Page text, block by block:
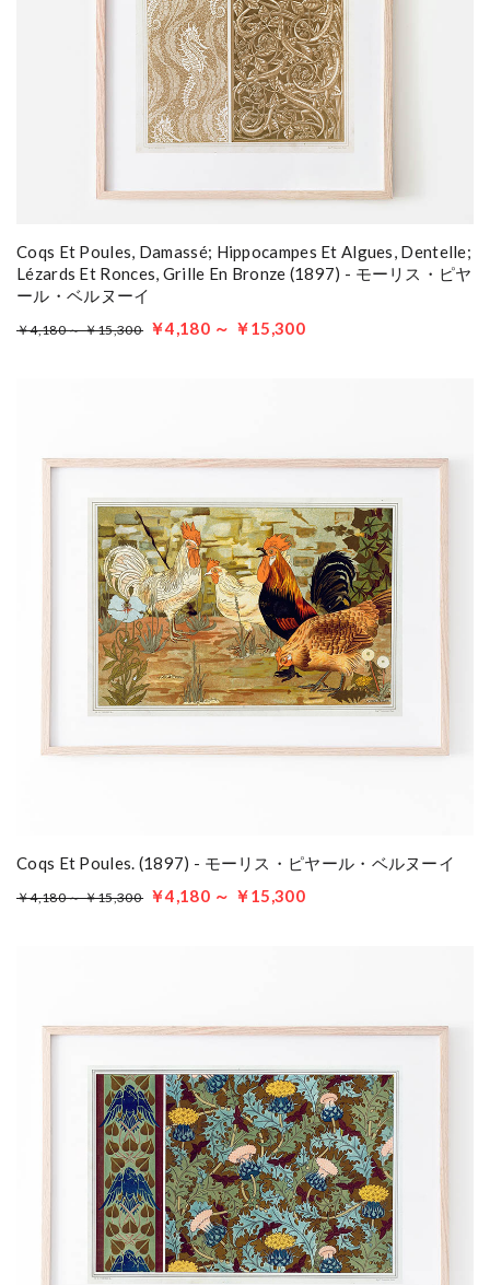
Coqs Et Poules, Damassé; Hippocampes Et Algues, Dentelle;
Lézards Et Ronces, Grille En Bronze (1897) - モーリス・ピヤ
ール・ベルヌーイ
￥4,180 ～ ￥15,300 ￥4,180 ～ ￥15,300
Coqs Et Poules. (1897) - モーリス・ピヤール・ベルヌーイ
￥4,180 ～ ￥15,300 ￥4,180 ～ ￥15,300